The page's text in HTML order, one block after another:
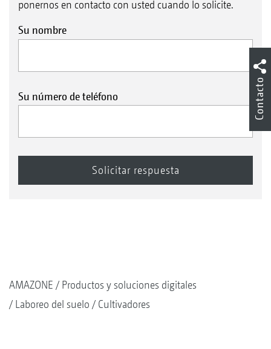
ponernos en contacto con usted cuando lo solicite.
Su nombre
Su número de teléfono
AMAZONE
Productos y soluciones digitales
Laboreo del suelo
Cultivadores
Contacto